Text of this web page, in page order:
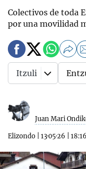
Colectivos de toda
por una movilidad
Juan Mari
Elizondo 13·05·26 18:16
Itzuli